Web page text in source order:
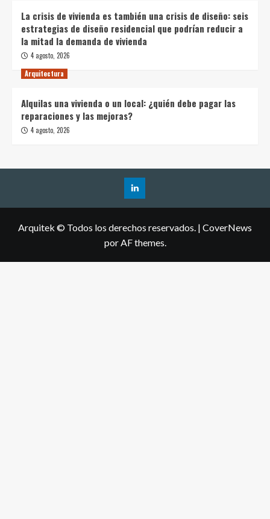
La crisis de vivienda es también una crisis de diseño: seis
estrategias de diseño residencial que podrían reducir a
la mitad la demanda de vivienda
4 agosto, 2026
Arquitectura
Alquilas una vivienda o un local: ¿quién debe pagar las
reparaciones y las mejoras?
4 agosto, 2026
Arquitek © Todos los derechos reservados. | CoverNews
por AF themes.